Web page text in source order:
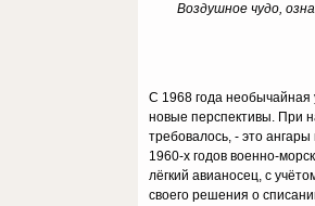
Воздушное чудо,
С 1968 года необычайная
новые перспективы. При
требовалось, - это
1960-х годов военно-
лёгкий авианосец, с
своего решения о